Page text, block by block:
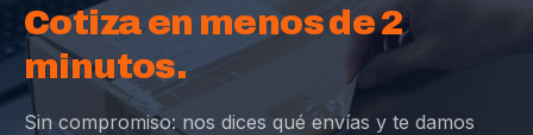
Cotiza en menos de 2
minutos.
Sin compromiso: nos dices qué envías y te damos